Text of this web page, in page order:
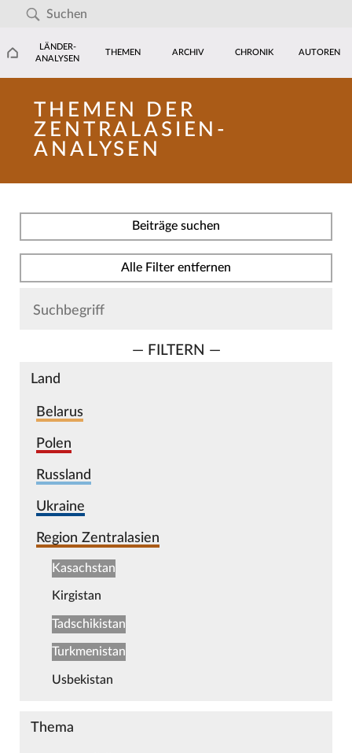
LÄNDER-
ANALYSEN
THEMEN ARCHIV CHRONIK AUTOREN
THEMEN DER
ZENTRALASIEN-
ANALYSEN
Beiträge suchen
Alle Filter entfernen
— FILTERN —
Land
Belarus
Polen
Russland
Ukraine
Region Zentralasien
Kasachstan
Kirgistan
Tadschikistan
Turkmenistan
Usbekistan
Thema